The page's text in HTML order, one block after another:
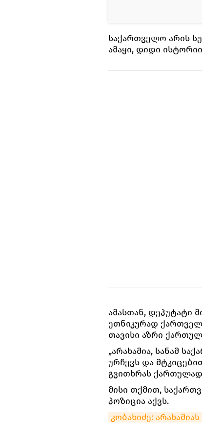
საქართველო არის
ამაყი, დიდი
ამასთან, დეპუტატი
ეთნიკურად
თავისი აზრი
„არახამია, სანამ
ურჩევს და
გვითხრას
მისი თქმით,
პოზიცია აქვს.
კობახიძე: